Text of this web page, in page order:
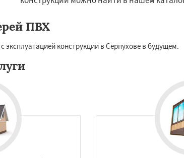
ПВХ
эксплуатацией конструкции в Серпухове в будущем.